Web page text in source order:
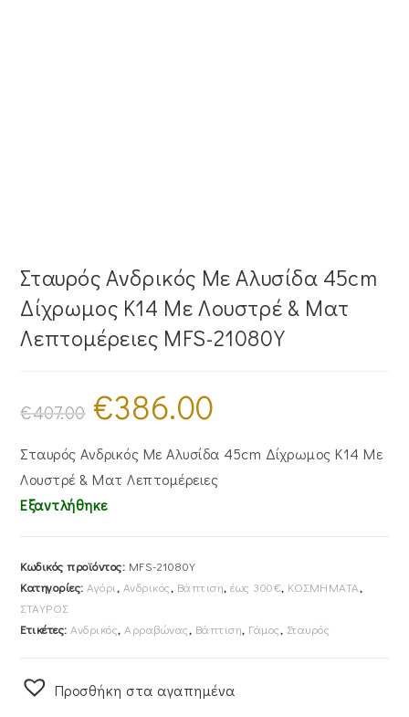
Σταυρός Ανδρικός Με Αλυσίδα 45cm
Δίχρωμος Κ14 Με Λουστρέ & Ματ
Λεπτομέρειες MFS-21080Y
€407.00
Original
price
was:
€386.00
€386.00.
Σταυρός Ανδρικός Με Αλυσίδα 45cm Δίχρωμος Κ14 Με
Λουστρέ & Ματ Λεπτομέρειες
Εξαντλήθηκε
Κωδικός προϊόντος: MFS-21080Y
Κατηγορίες: Αγόρι , Ανδρικός, Βάπτιση,έως 300€, ΚΟΣΜΗΜΑΤΑ,
ΣΤΑΥΡΟΣ
Ετικέτες: Ανδρικός, Αρραβώνας, Βάπτιση, Γάμος, Σταυρός
Προσθήκη στα αγαπημένα